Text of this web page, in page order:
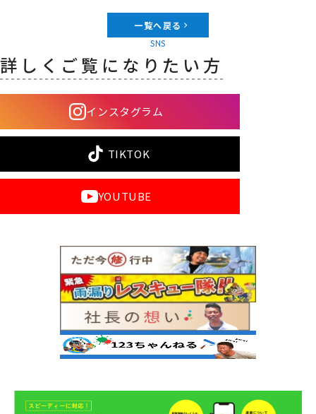
一覧へ戻る
SNS
詳しくご覧になりたい方
インスタグラム
TIKTOK
YOUTUBE